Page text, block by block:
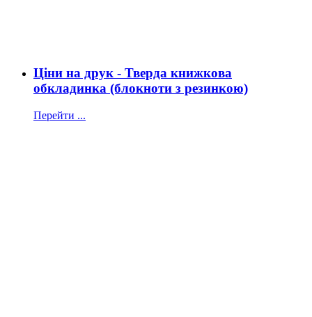
Ціни на друк - Тверда книжкова
обкладинка (блокноти з резинкою)
Перейти ...